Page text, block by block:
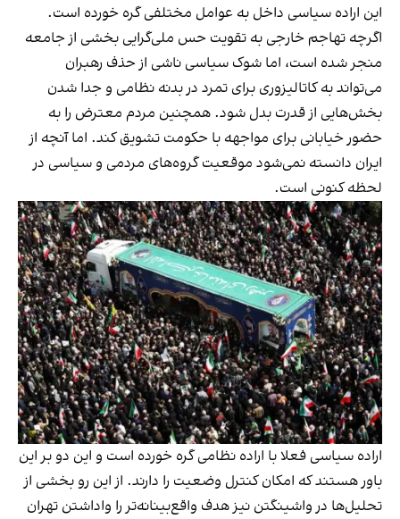
این اراده سیاسی داخل به عوامل مختلفی گره خورده است.
اگرچه تهاجم خارجی به تقویت حس ملی‌گرایی بخشی از جامعه
منجر شده است، اما شوک سیاسی ناشی از حذف رهبران
می‌تواند به کاتالیزوری برای تمرد در بدنه نظامی و جدا شدن
بخش‌هایی از قدرت بدل شود. همچنین مردم معترض را به
حضور خیابانی برای مواجهه با حکومت تشویق کند. اما آنچه از
ایران دانسته نمی‌شود موقعیت گروه‌های مردمی و سیاسی در
لحظه کنونی است.
اراده سیاسی فعلا با اراده نظامی گره خورده است و این دو بر این
باور هستند که امکان کنترل وضعیت را دارند. از این رو بخشی از
تحلیل‌ها در واشینگتن نیز هدف واقع‌بینانه‌تر را واداشتن تهران